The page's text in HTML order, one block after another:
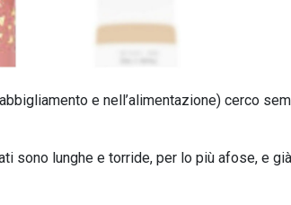
e nell’alimentazione) cerco
sono lunghe e torride, per lo più afose, e